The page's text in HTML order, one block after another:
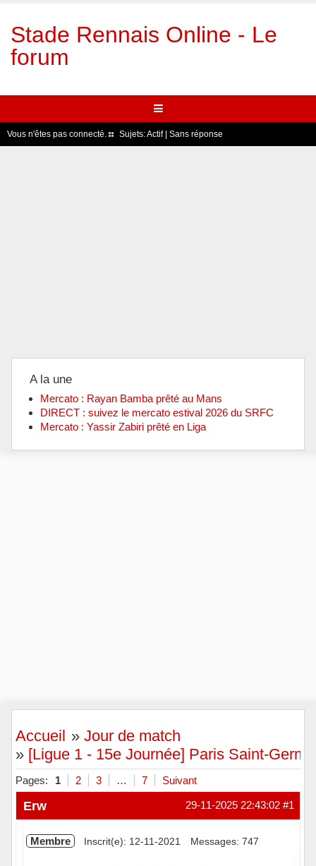
Stade Rennais Online - Le
forum
Vous n'êtes pas connecté. Sujets:Actif| Sans réponse
A la une
Mercato : Rayan Bamba prêté au Mans
DIRECT : suivez le mercato estival 2026 du SRFC
Mercato : Yassir Zabiri prêté en Liga
Accueil »Jour de match
» [Ligue 1 - 15e Journée] Paris Saint-
Pages: 1 2 3 … 7 Suivant
#1
29-11-2025 22:43:02
Erw
Membre Inscrit(e): 12-11-2021 Messages: 747